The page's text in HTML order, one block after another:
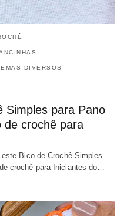
DIVERSOS
Simples para Pano
de crochê para
Bico de Crochê Simples
crochê para Iniciantes do…